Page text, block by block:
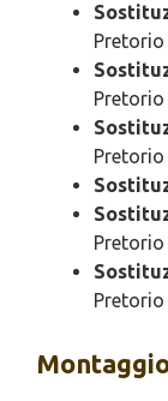
Pretorio
Pretorio
Pretorio
Pretorio
Pretorio